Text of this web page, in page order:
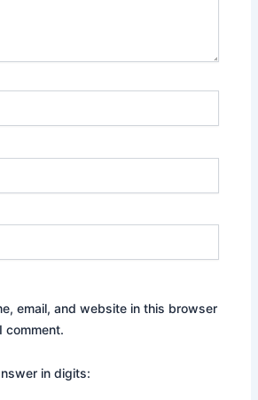
email, and website in this browser
comment.
in digits: